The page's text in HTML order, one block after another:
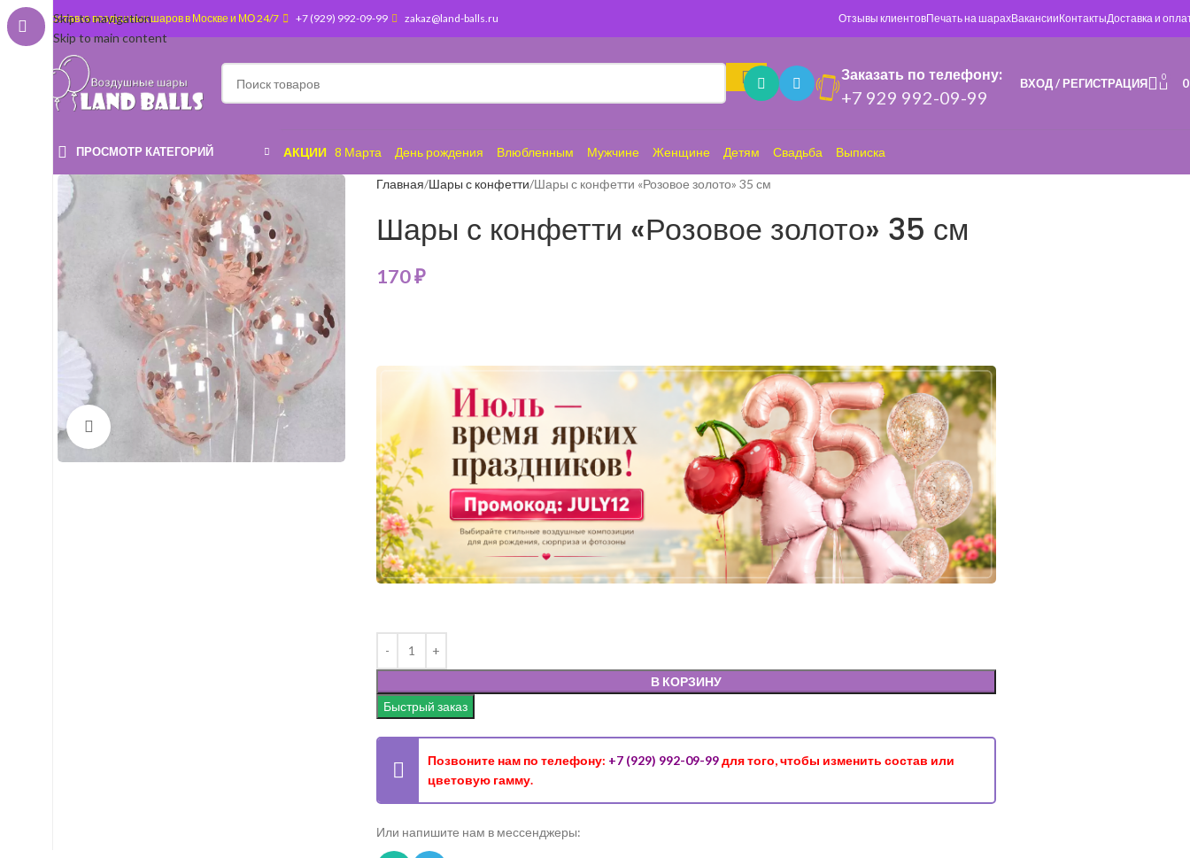
Skip to navigation
Skip to main content
Доставка воздушных шаров в Москве и МО 24/7 +7 (929) 992-09-99 zakaz@land-balls.ru Отзывы клиентовПечать на шарахВакансииКонтактыДоставка и
Заказать по телефону:
+7 929 992-09-99
ВХОД / РЕГИСТРАЦИЯ 0
ПРОСМОТР КАТЕГОРИЙ АКЦИИ 8 Марта День рождения Влюбленным Мужчине Женщине Детям Свадьба Выписка
Нажмите, чтобы увеличить
Главная Шары с конфетти Шары с конфетти «Розовое золото» 35 см
Шары с конфетти «Розовое золото» 35 см
170₽
В КОРЗИНУ
Быстрый заказ
Позвоните нам по телефону: +7 (929) 992-09-99для того, чтобы изменить состав или
цветовую гамму.
Или напишите нам в мессенджеры: